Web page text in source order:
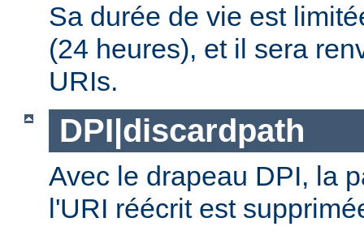
Sa durée de vie est
(24 heures), et il sera
URIs.
DPI|discardpath
Avec le drapeau DPI, la
l'URI réécrit est